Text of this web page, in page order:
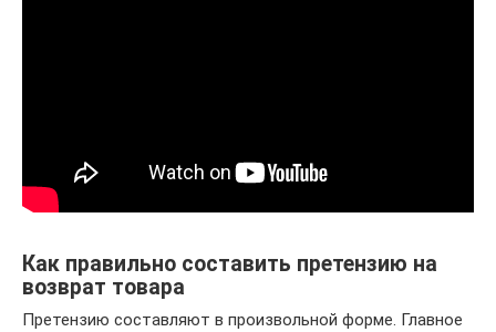
Как правильно составить претензию на
возврат товара
Претензию составляют в произвольной форме. Главное